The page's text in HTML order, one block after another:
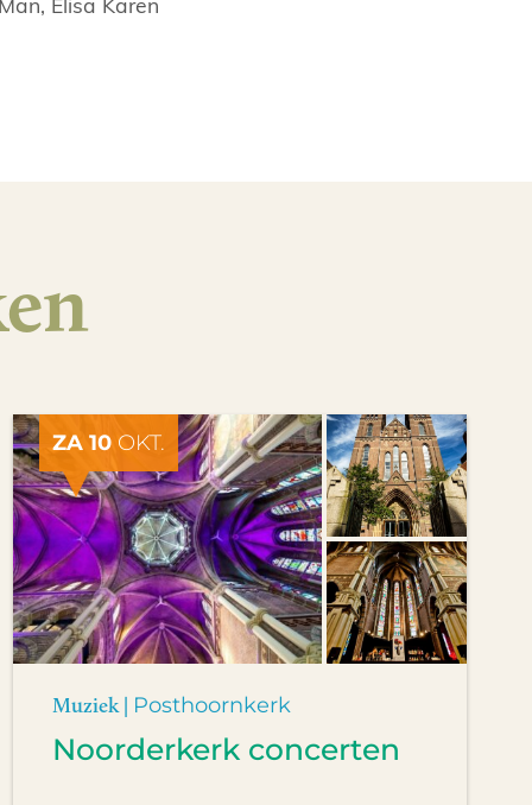
ZA 10OKT.
Muziek | Posthoornkerk
Noorderkerk concerten